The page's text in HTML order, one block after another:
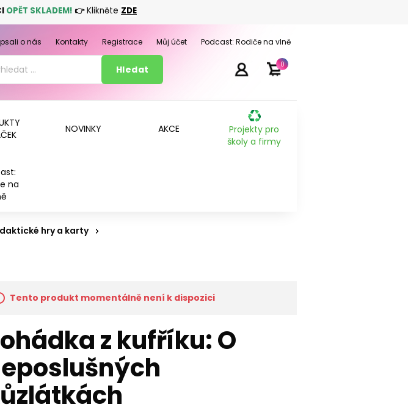
OPĚT SKLADEM! 👉Klikněte ZDE
0
NOVINKY AKCE
Projekty pro
školy a firmy
na
o nás Kontakty Registrace Můj účet Podcast: Rodiče na vlně
hry a karty
Tento produkt momentálně není k dispozici
z kufříku: O